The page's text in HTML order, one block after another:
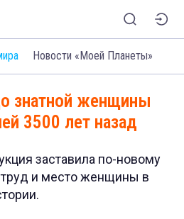
Новости «Моей Планеты»
знатной женщины
3500 лет назад
заставила по-новому
труд и место женщины в